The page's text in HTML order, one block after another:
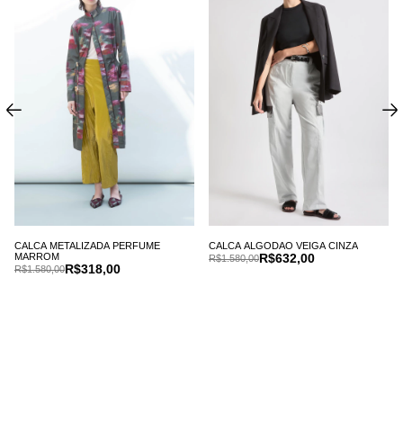
CALCA METALIZADA PERFUME
MARROM
R$318,00
R$1.580,00
CALCA ALGODAO VEIGA CINZA
R$632,00
R$1.580,00